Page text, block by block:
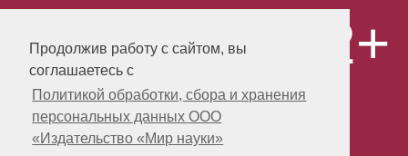
Продолжив работу с сайтом, вы
соглашаетесь с
Политикой обработки, сбора и хранения
персональных данных ООО
«Издательство «Мир науки»
«Publishing company «World of science»,
LLC Материалы, размещенные на сайте,
охраняются Законом о защите авторских
прав. Публикация любых материалов
этого сайта запрещена без
предварительного согласования с
издательством. Авторские права на
12+